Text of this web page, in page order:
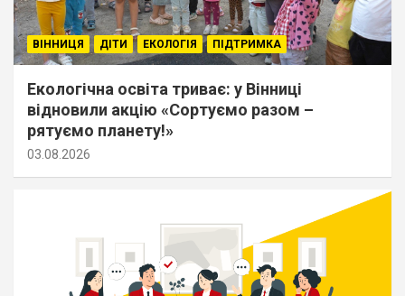
ВІННИЦЯ ДІТИ ЕКОЛОГІЯ ПІДТРИМКА
Екологічна освіта триває: у Вінниці
відновили акцію «Сортуємо разом –
рятуємо планету!»
03.08.2026